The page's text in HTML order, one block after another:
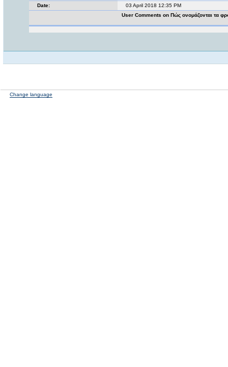
Date:
03 April 2018 12:35 PM
User Comments on Πώς ονομάζονται τα
Change language